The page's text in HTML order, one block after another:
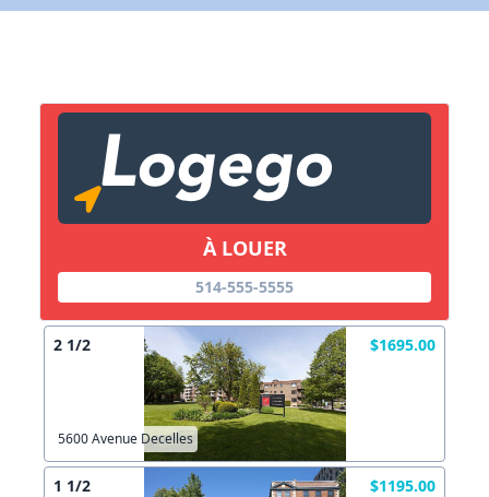
À LOUER
514-555-5555
2 1/2 $1695.00
5600 Avenue Decelles
1 1/2 $1195.00
X Fermer
Lien vers inscription (sera inclus dans courriel)
Copier lien
X Fermer Envoyez